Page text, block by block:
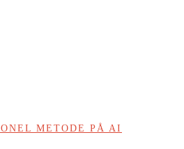
METODE PÅ AI